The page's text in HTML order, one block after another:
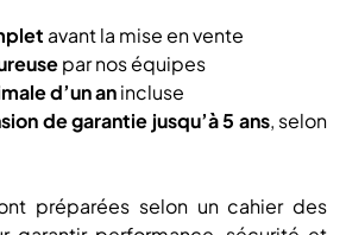
avant la mise en vente
par nos équipes
d’un anincluse
de garantie jusqu’à 5 ans, selon
préparées selon un cahier des